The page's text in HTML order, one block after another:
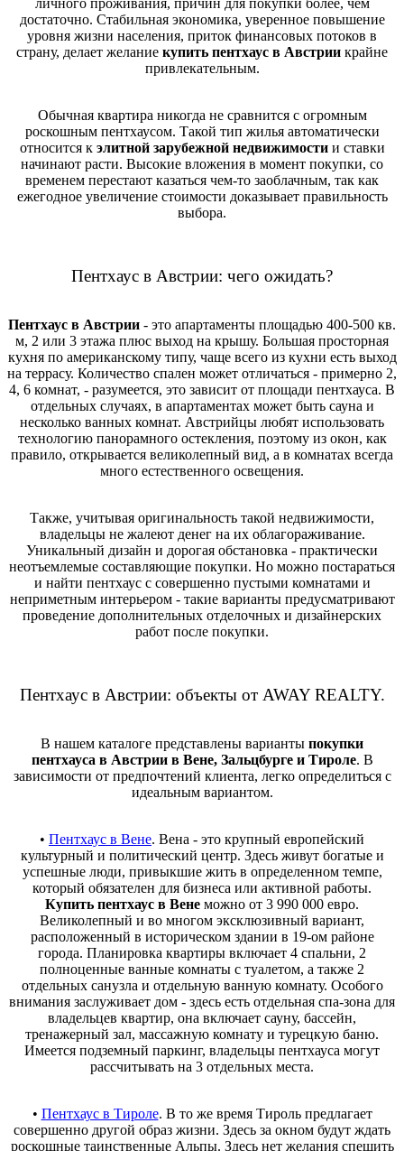
личного проживания, причин для покупки более, чем
достаточно. Стабильная экономика, уверенное повышение
уровня жизни населения, приток финансовых потоков в
страну, делает желание купить пентхаус в Австрии крайне
привлекательным.
Обычная квартира никогда не сравнится с огромным
роскошным пентхаусом. Такой тип жилья автоматически
относится к элитной зарубежной недвижимостии ставки
начинают расти. Высокие вложения в момент покупки, со
временем перестают казаться чем-то заоблачным, так как
ежегодное увеличение стоимости доказывает правильность
выбора.
Пентхаус в Австрии: чего ожидать?
Пентхаус в Австрии - это апартаменты площадью 400-500 кв.
м, 2 или 3 этажа плюс выход на крышу. Большая просторная
кухня по американскому типу, чаще всего из кухни есть выход
на террасу. Количество спален может отличаться - примерно 2,
4, 6 комнат, - разумеется, это зависит от площади пентхауса. В
отдельных случаях, в апартаментах может быть сауна и
несколько ванных комнат. Австрийцы любят использовать
технологию панорамного остекления, поэтому из окон, как
правило, открывается великолепный вид, а в комнатах всегда
много естественного освещения.
Также, учитывая оригинальность такой недвижимости,
владельцы не жалеют денег на их облагораживание.
Уникальный дизайн и дорогая обстановка - практически
неотъемлемые составляющие покупки. Но можно постараться
и найти пентхаус с совершенно пустыми комнатами и
неприметным интерьером - такие варианты предусматривают
проведение дополнительных отделочных и дизайнерских
работ после покупки.
Пентхаус в Австрии: объекты от AWAY REALTY.
В нашем каталоге представлены варианты покупки
пентхауса в Австрии в Вене, Зальцбурге и Тироле. В
зависимости от предпочтений клиента, легко определиться с
идеальным вариантом.
• Пентхаус в Вене. Вена - это крупный европейский
культурный и политический центр. Здесь живут богатые и
успешные люди, привыкшие жить в определенном темпе,
который обязателен для бизнеса или активной работы.
Купить пентхаус в Вене можно от 3 990 000 евро.
Великолепный и во многом эксклюзивный вариант,
расположенный в историческом здании в 19-ом районе
города. Планировка квартиры включает 4 спальни, 2
полноценные ванные комнаты с туалетом, а также 2
отдельных санузла и отдельную ванную комнату. Особого
внимания заслуживает дом - здесь есть отдельная спа-зона для
владельцев квартир, она включает сауну, бассейн,
тренажерный зал, массажную комнату и турецкую баню.
Имеется подземный паркинг, владельцы пентхауса могут
рассчитывать на 3 отдельных места.
• Пентхаус в Тироле. В то же время Тироль предлагает
совершенно другой образ жизни. Здесь за окном будут ждать
роскошные таинственные Альпы. Здесь нет желания спешить